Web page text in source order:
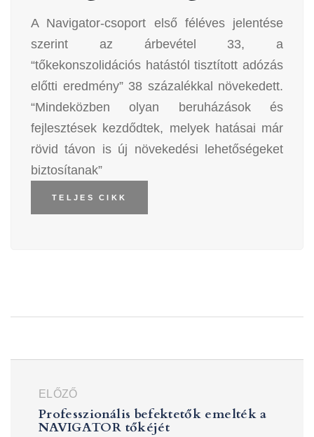
A Navigator-csoport első féléves jelentése
szerint az árbevétel 33, a
“tőkekonszolidációs hatástól tisztított adózás
előtti eredmény” 38 százalékkal növekedett.
“Mindeközben olyan beruházások és
fejlesztések kezdődtek, melyek hatásai már
rövid távon is új növekedési lehetőségeket
biztosítanak”
TELJES CIKK
ELŐZŐ
Professzionális befektetők emelték a
NAVIGATOR tőkéjét